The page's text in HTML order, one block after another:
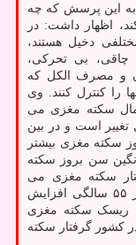
به این پرسش که چه
اظهار داشت: در
دخیل هستند،
چاقی، بی تحرکی،
و مصرف الکل که
را کنترل کنند. وی
سکته مغزی می
تغییر است و در بین
سکته مغزی بیشتر
سن بروز سکته
سکته مغزی می
شوند، اظهار نمود: شیوع سکته مغزی پس از ۵۵ سالگی افزایش
افزایش سن، ریسک سکته مغزی
بیش از ۱۲ هزار نفر در کشور گرفتار سکته